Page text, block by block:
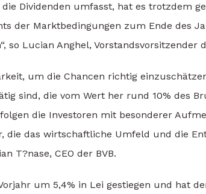
Dividenden umfasst, hat es trotzdem
der Marktbedingungen zum Ende des
Lucian Anghel, Vorstandsvorsitzender
um die Chancen richtig
sind, die vom Wert her rund 10% des
die Investoren mit besonderer
die das wirtschaftliche Umfeld und die
T?nase, CEO der BVB.
um 5,4% in Lei gestiegen und hat